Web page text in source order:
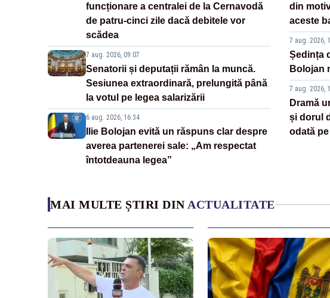
funcționare a centralei de la Cernavodă
de patru-cinci zile dacă debitele vor
scădea
7 aug. 2026, 09:07
Senatorii și deputații rămân la muncă.
Sesiunea extraordinară, prelungită până
la votul pe legea salarizării
6 aug. 2026, 16:34
Ilie Bolojan evită un răspuns clar despre
averea partenerei sale: „Am respectat
întotdeauna legea”
din
aceste
7 aug. 2026,
Ședința
Bolojan
7 aug. 2026,
Dramă
și dorul
odată
MAI MULTE ȘTIRI DIN ACTUALITATE